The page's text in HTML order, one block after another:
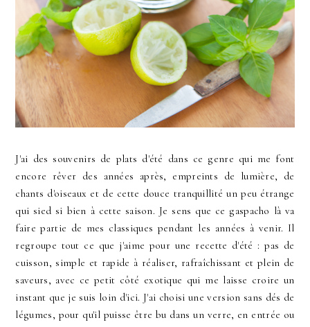
J'ai des souvenirs de plats d'été dans ce genre qui me font
encore rêver des années après, empreints de lumière, de
chants d'oiseaux et de cette douce tranquillité un peu étrange
qui sied si bien à cette saison. Je sens que ce gaspacho là va
faire partie de mes classiques pendant les années à venir. Il
regroupe tout ce que j'aime pour une recette d'été : pas de
cuisson, simple et rapide à réaliser, rafraîchissant et plein de
saveurs, avec ce petit côté exotique qui me laisse croire un
instant que je suis loin d'ici. J'ai choisi une version sans dés de
légumes, pour qu'il puisse être bu dans un verre, en entrée ou